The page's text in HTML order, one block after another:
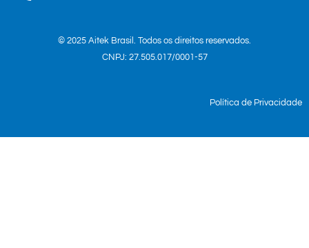
© 2025 Aitek Brasil. Todos os direitos reservados.
CNPJ: 27.505.017/0001-57
Política de Privacidade